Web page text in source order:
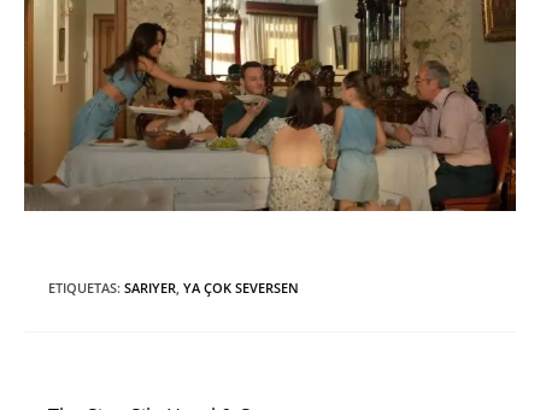
ETIQUETAS: SARIYER, YA ÇOK SEVERSEN
más